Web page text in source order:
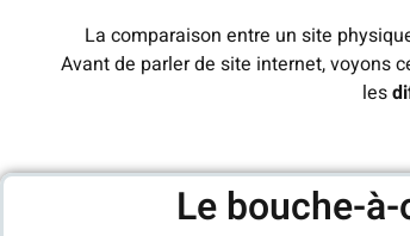
La comparaison entre un site
Avant de parler de site internet, voyons
les
Le bouche-